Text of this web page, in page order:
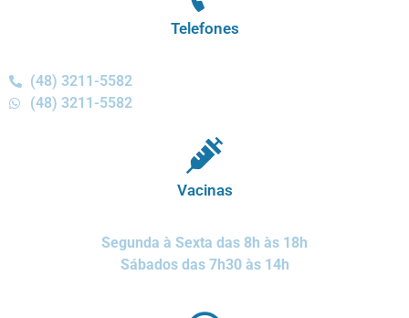
Telefones
(48) 3211-5582
(48) 3211-5582
Vacinas
Segunda à Sexta das 8h às 18h
Sábados das 7h30 às 14h